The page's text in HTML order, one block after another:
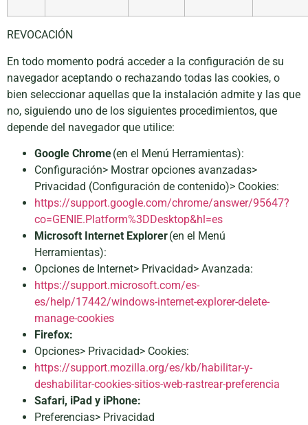
REVOCACIÓN
En todo momento podrá acceder a la configuración de su
navegador aceptando o rechazando todas las cookies, o
bien seleccionar aquellas que la instalación admite y las que
no, siguiendo uno de los siguientes procedimientos, que
depende del navegador que utilice:
Google Chrome(en el Menú Herramientas):
Configuración> Mostrar opciones avanzadas>
Privacidad (Configuración de contenido)> Cookies:
https://support.google.com/chrome/answer/95647?
co=GENIE.Platform%3DDesktop&hl=es
Microsoft Internet Explorer(en el Menú
Herramientas):
Opciones de Internet> Privacidad> Avanzada:
https://support.microsoft.com/es-
es/help/17442/windows-internet-explorer-delete-
manage-cookies
Firefox:
Opciones> Privacidad> Cookies:
https://support.mozilla.org/es/kb/habilitar-y-
deshabilitar-cookies-sitios-web-rastrear-preferencia
Safari, iPad y iPhone:
Preferencias> Privacidad